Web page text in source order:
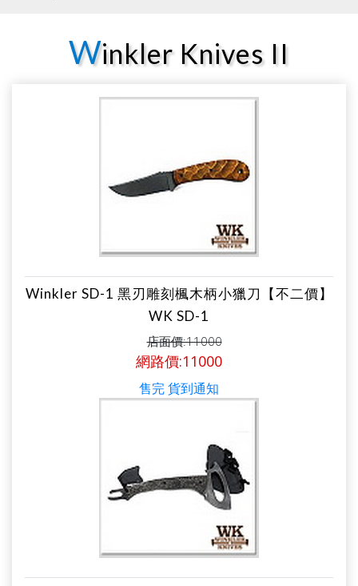
Winkler Knives II
Winkler SD-1 黑刃雕刻楓木柄小獵刀【不二價】
WK SD-1
店面價:11000
網路價:11000
售完 貨到通知